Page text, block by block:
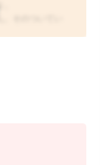
そのついてい
います。